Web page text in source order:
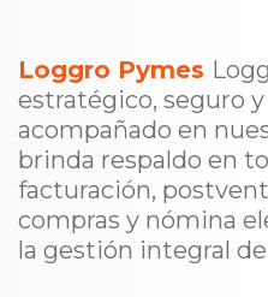
Loggro Pymes
estratégico, seguro
acompañado en
brinda respaldo en
facturación,
compras y nómina
la gestión integral